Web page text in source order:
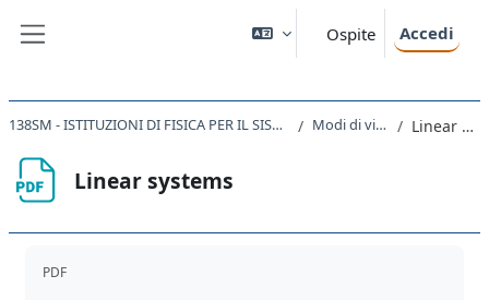
Ospite Accedi
138SM - ISTITUZIONI DI FISICA PER IL SISTEMA TERRA 2019/2020 Modi di vibrazione Linear systems
Linear systems
PDF